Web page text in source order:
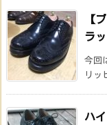
【
ラ
今回
リッ
ハ